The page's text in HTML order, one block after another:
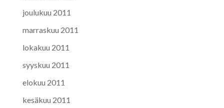
joulukuu 2011
marraskuu 2011
lokakuu 2011
syyskuu 2011
elokuu 2011
kesäkuu 2011